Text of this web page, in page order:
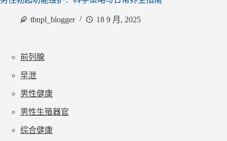
tbnpl_blogger 18 9 月, 2025
前列腺
早泄
男性健康
男性生殖器官
综合健康